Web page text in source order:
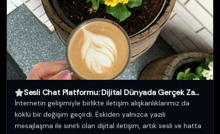
Sesli Chat Platformu: Dijital Dünyada Gerçek Za...
İnternetin gelişimiyle birlikte iletişim alışkanlıklarımız da
köklü bir değişim geçirdi. Eskiden yalnızca yazılı
mesajlaşma ile sınırlı olan dijital iletişim, artık sesli ve hatta